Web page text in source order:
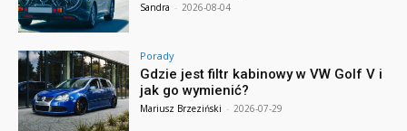
Sandra - 2026-08-04
Porady
Gdzie jest filtr kabinowy w VW Golf V i
jak go wymienić?
Mariusz Brzeziński - 2026-07-29